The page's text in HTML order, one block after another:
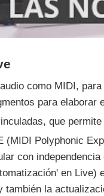
como MIDI,
para elaborar
que
(MIDI Polyphonic
con
en
también la